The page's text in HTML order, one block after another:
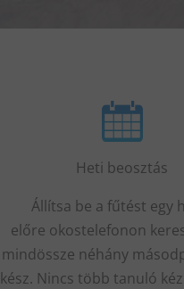
Heti beosztás
Állítsa be a fűtést egy
előre okostelefonon
mindössze néhány
kész. Nincs több tanuló